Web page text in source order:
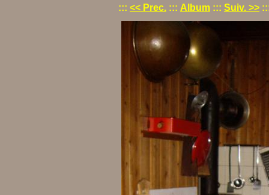
::: << Prec. ::: Album ::: Suiv. >>